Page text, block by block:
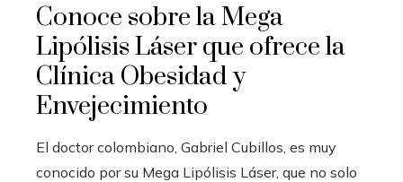
Conoce sobre la Mega
Lipólisis Láser que ofrece la
Clínica Obesidad y
Envejecimiento
El doctor colombiano, Gabriel Cubillos, es muy
conocido por su Mega Lipólisis Láser, que no solo